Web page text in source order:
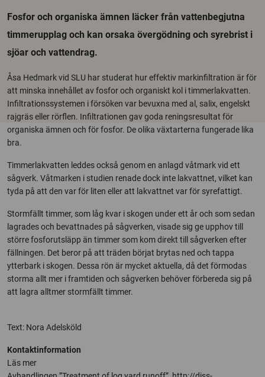
Fosfor och organiska ämnen läcker från vattenbegjutna
timmerupplag och kan orsaka övergödning och syrebrist i
sjöar och vattendrag.
Åsa Hedmark vid SLU har studerat hur effektiv markinfiltration är för
att minska innehållet av fosfor och organiskt kol i timmerlakvatten.
Infiltrationssystemen i försöken var bevuxna med al, salix, engelskt
rajgräs eller rörflen. Infiltrationen gav goda reningsresultat för
organiska ämnen och för fosfor. De olika växt­arterna fungerade lika
bra.
Timmerlakvatten leddes också genom en anlagd våtmark vid ett
sågverk. Våtmarken i studien renade dock inte lakvattnet, vilket kan
tyda på att den var för liten eller att lakvattnet var för syrefattigt.
Stormfällt timmer, som låg kvar i skogen under ett år och som sedan
lagrades och bevattnades på sågverken, visade sig ge upphov till
större fosforutsläpp än timmer som kom direkt till sågverken efter
fällningen. Det beror på att träden börjat brytas ned och tappa
ytterbark i skogen. Dessa rön är mycket aktuella, då det förmodas
storma allt mer i framtiden och sågverken behöver förbereda sig på
att lagra alltmer stormfällt timmer.
Text: Nora Adelsköld
Kontaktinformation
Läs mer